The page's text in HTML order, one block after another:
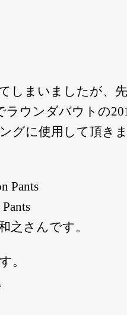
しまいましたが、
ラウンダバウトの
グに使用して頂き
Pants
之さんです。
。